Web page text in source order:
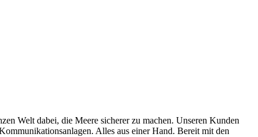
Welt dabei, die Meere sicherer zu machen. Unseren Kunden
Alles aus einer Hand. Bereit mit den